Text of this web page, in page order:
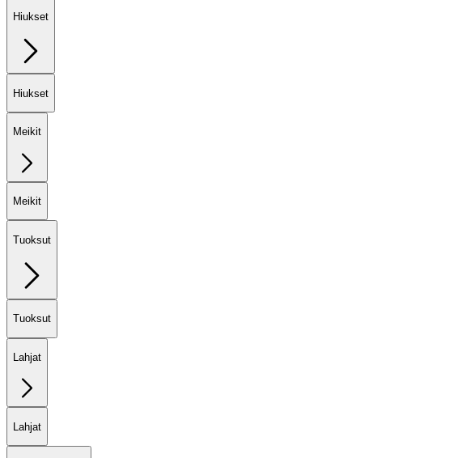
Hiukset
Hiukset
Meikit
Meikit
Tuoksut
Tuoksut
Lahjat
Lahjat